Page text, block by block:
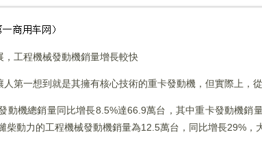
，工程機械發動機銷量增長較快
第一想到就是其擁有核心技術的重卡發動機，但實際上，
動機總銷量同比增長8.5%達66.9萬台，其中重卡發動機
柴動力的工程機械發動機銷量為12.5萬台，同比增長29%，